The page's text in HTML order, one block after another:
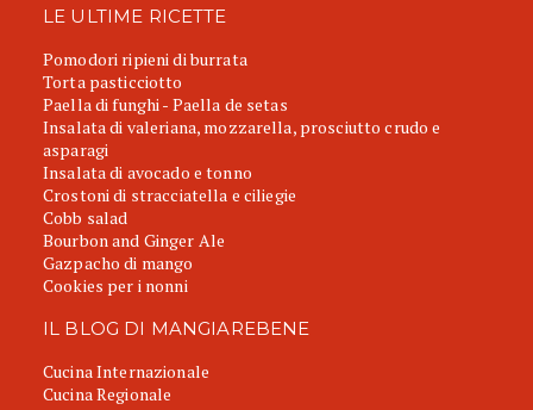
LE ULTIME RICETTE
Pomodori ripieni di burrata
Torta pasticciotto
Paella di funghi - Paella de setas
Insalata di valeriana, mozzarella, prosciutto crudo e
asparagi
Insalata di avocado e tonno
Crostoni di stracciatella e ciliegie
Cobb salad
Bourbon and Ginger Ale
Gazpacho di mango
Cookies per i nonni
IL BLOG DI MANGIAREBENE
Cucina Internazionale
Cucina Regionale